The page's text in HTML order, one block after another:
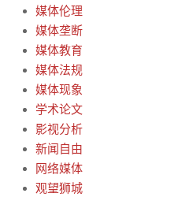
媒体伦理
媒体垄断
媒体教育
媒体法规
媒体现象
学术论文
影视分析
新闻自由
网络媒体
观望狮城